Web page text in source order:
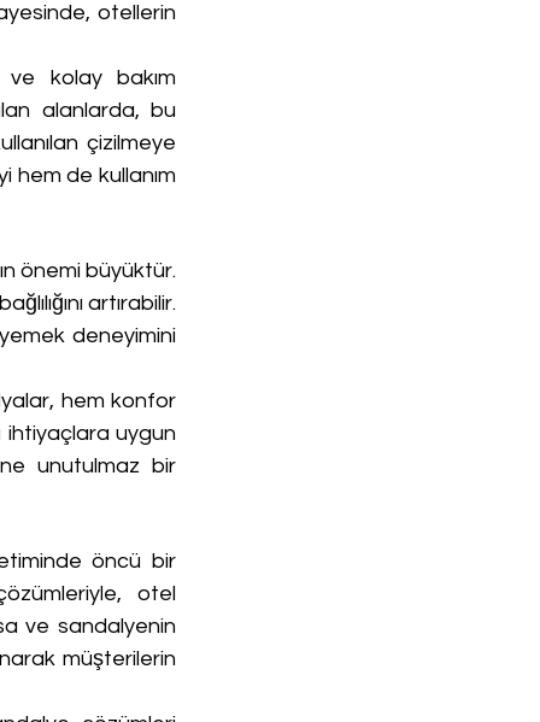
otellerin
ve kolay bakım
alanlarda, bu
çizilmeye
hem de kullanım
önemi büyüktür.
artırabilir.
deneyimini
hem konfor
ihtiyaçlara uygun
unutulmaz bir
öncü bir
otel
ve sandalyenin
müşterilerin